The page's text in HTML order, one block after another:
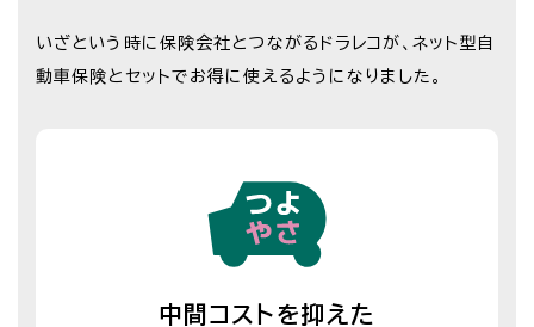
いざという時に保険会社とつながるドラレコが、ネット型自
動車保険とセットでお得に使えるようになりました。
中間コストを抑えた